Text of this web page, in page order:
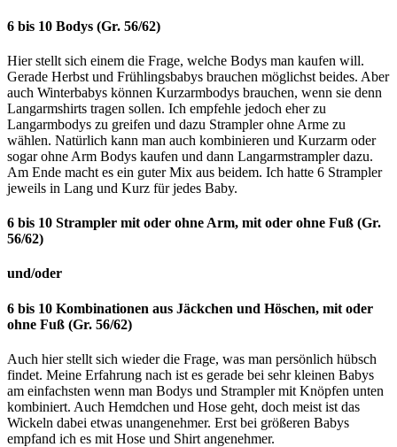
6 bis 10 Bodys (Gr. 56/62)
Hier stellt sich einem die Frage, welche Bodys man kaufen will.
Gerade Herbst und Frühlingsbabys brauchen möglichst beides. Aber
auch Winterbabys können Kurzarmbodys brauchen, wenn sie denn
Langarmshirts tragen sollen. Ich empfehle jedoch eher zu
Langarmbodys zu greifen und dazu Strampler ohne Arme zu
wählen. Natürlich kann man auch kombinieren und Kurzarm oder
sogar ohne Arm Bodys kaufen und dann Langarmstrampler dazu.
Am Ende macht es ein guter Mix aus beidem. Ich hatte 6 Strampler
jeweils in Lang und Kurz für jedes Baby.
6 bis 10 Strampler mit oder ohne Arm, mit oder ohne Fuß (Gr.
56/62)
und/oder
6 bis 10 Kombinationen aus Jäckchen und Höschen, mit oder
ohne Fuß (Gr. 56/62)
Auch hier stellt sich wieder die Frage, was man persönlich hübsch
findet. Meine Erfahrung nach ist es gerade bei sehr kleinen Babys
am einfachsten wenn man Bodys und Strampler mit Knöpfen unten
kombiniert. Auch Hemdchen und Hose geht, doch meist ist das
Wickeln dabei etwas unangenehmer. Erst bei größeren Babys
empfand ich es mit Hose und Shirt angenehmer.